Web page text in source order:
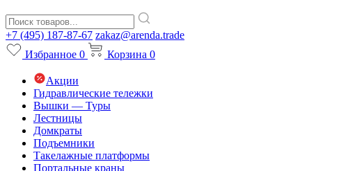
+7 (495) 187-87-67 zakaz@arenda.trade
Избранное 0 Корзина 0
Акции
Гидравлические тележки
Вышки — Туры
Лестницы
Домкраты
Подъемники
Такелажные платформы
Портальные краны